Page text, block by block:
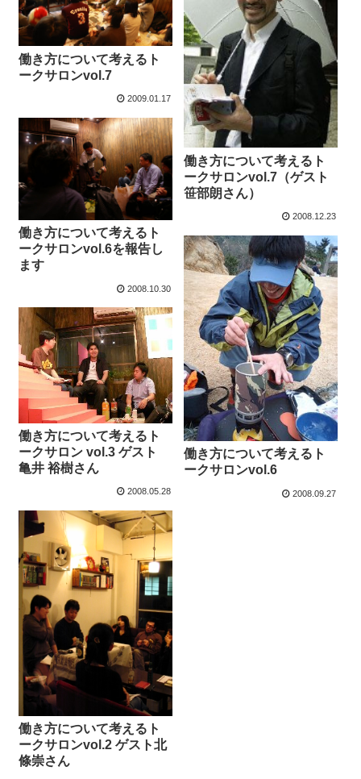
働き方について考えるト
ークサロンvol.7
2009.01.17
働き方について考えるト
ークサロンvol.7（ゲスト
笹部朗さん）
2008.12.23
働き方について考えるト
ークサロンvol.6を報告し
ます
2008.10.30
働き方について考えるト
ークサロンvol.6
2008.09.27
働き方について考えるト
ークサロン vol.3 ゲスト
亀井 裕樹さん
2008.05.28
働き方について考えるト
ークサロンvol.2 ゲスト北
條崇さん